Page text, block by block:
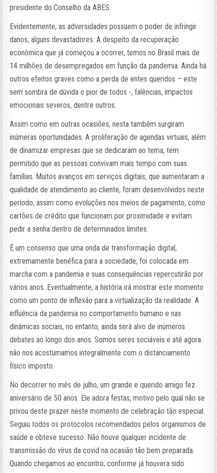
presidente do Conselho da ABES.
Evidentemente, as adversidades possuem o poder de infringir
danos, alguns devastadores. A despeito da recuperação
econômica que já começou a ocorrer, temos no Brasil mais de
14 milhões de desempregados em função da pandemia. Ainda há
outros efeitos graves como a perda de entes queridos – este
sem sombra de dúvida o pior de todos -, falências, impactos
emocionais severos, dentre outros.
Assim como em outras ocasiões, nesta também surgiram
inúmeras oportunidades. A proliferação de agendas virtuais, além
de dinamizar empresas que se dedicaram ao tema, tem
permitido que as pessoas convivam mais tempo com suas
famílias. Muitos avanços em serviços digitais, que aumentaram a
qualidade de atendimento ao cliente, foram desenvolvidos neste
período, assim como evoluções nos meios de pagamento, como
cartões de crédito que funcionam por proximidade e evitam
pedir a senha dentro de determinados limites.
É um consenso que uma onda de transformação digital,
extremamente benéfica para a sociedade, foi colocada em
marcha com a pandemia e suas consequências repercutirão por
vários anos. Eventualmente, a história irá mostrar este momento
como um ponto de inflexão para a virtualização da realidade. A
influência da pandemia no comportamento humano e nas
dinâmicas sociais, no entanto, ainda será alvo de inúmeros
debates ao longo dos anos. Somos seres sociáveis e até agora
não nos acostumamos integralmente com o distanciamento
físico imposto.
No decorrer no mês de julho, um grande e querido amigo fez
aniversário de 50 anos. Ele adora festas, motivo pelo qual não se
privou deste prazer neste momento de celebração tão especial.
Seguiu todos os protocolos recomendados pelos organismos de
saúde e obteve sucesso. Não houve qualquer incidente de
transmissão do vírus da covid na ocasião tão bem preparada.
Quando chegamos ao encontro, conforme já houvera sido